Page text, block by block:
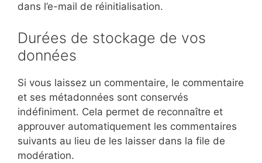
dans l’e-mail de réinitialisation.
Durées de stockage de vos
données
Si vous laissez un commentaire, le commentaire
et ses métadonnées sont conservés
indéfiniment. Cela permet de reconnaître et
approuver automatiquement les commentaires
suivants au lieu de les laisser dans la file de
modération.